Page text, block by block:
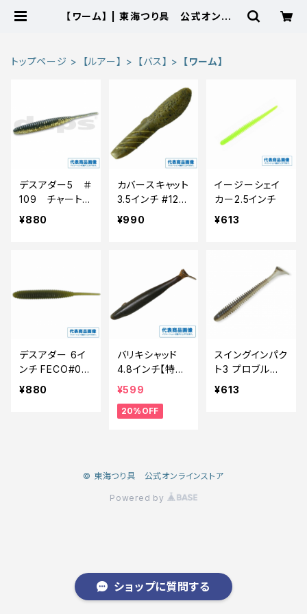
【ワーム】 | 東海つり具 公式オンライ
トップページ 【ルアー】 【バス】 【ワーム】
デスアダー5 ＃
109 チャートレ
ーザー
¥880
カバースキャット
3.5インチ #12
グリーンパンプ
¥990
イージーシェイ
カー2.5インチ
¥613
デスアダー 6イ
ンチ FECO#06
ブラック
¥880
バリキシャッド
4.8インチ【特価
ルアー】【20】
¥599
20%OFF
スイングインパク
ト3 プロブルー
レッドパール
¥613
© 東海つり具 公式オンラインストア
Powered by
ショップに質問する